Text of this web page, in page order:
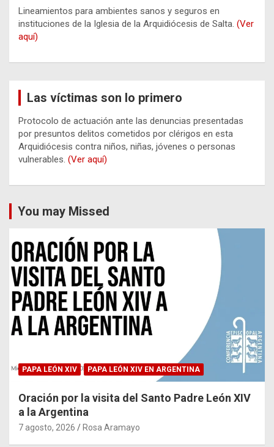
Lineamientos para ambientes sanos y seguros en
instituciones de la Iglesia de la Arquidiócesis de Salta. (Ver
aquí)
Las víctimas son lo primero
Protocolo de actuación ante las denuncias presentadas
por presuntos delitos cometidos por clérigos en esta
Arquidiócesis contra niños, niñas, jóvenes o personas
vulnerables. (Ver aquí)
You may Missed
PAPA LEÓN XIV PAPA LEÓN XIV EN ARGENTINA
Oración por la visita del Santo Padre León XIV
a la Argentina
7 agosto, 2026 Rosa Aramayo